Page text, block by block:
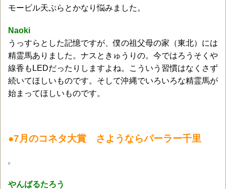
モービル天ぷらとかなり悩みました。
Naoki
うっすらとした記憶ですが、僕の祖父母の家（東北）には
精霊馬ありました。ナスときゅうりの。今ではろうそくや
線香もLEDだったりしますよね。こういう習慣はなくさず
続いてほしいものです。そして沖縄でいろいろな精霊馬が
始まってほしいものです。
●7月のコネタ大賞 さようならパーラー千里
やんばるたろう